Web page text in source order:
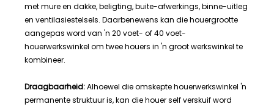
met mure en dakke, beligting, buite-afwerkings, binne-uitleg
en ventilasiestelsels. Daarbenewens kan die houergrootte
aangepas word van 'n 20 voet- of 40 voet-
houerwerkswinkel om twee houers in 'n groot werkswinkel te
kombineer.
Draagbaarheid:Alhoewel die omskepte houerwerkswinkel 'n
permanente struktuur is, kan die houer self verskuif word